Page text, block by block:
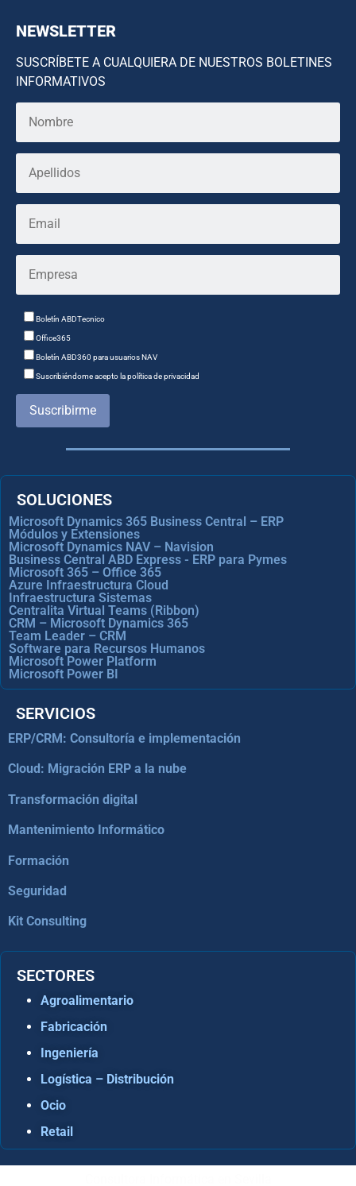
NEWSLETTER
SUSCRÍBETE A CUALQUIERA DE NUESTROS BOLETINES
INFORMATIVOS
Boletín ABDTecnico
Office365
Boletín ABD360 para usuarios NAV
Suscribiéndome acepto la política de privacidad
Suscribirme
SOLUCIONES
Microsoft Dynamics 365 Business Central – ERP
Módulos y Extensiones
Microsoft Dynamics NAV – Navision
Business Central ABD Express - ERP para Pymes
Microsoft 365 – Office 365
Azure Infraestructura Cloud
Infraestructura Sistemas
Centralita Virtual Teams (Ribbon)
CRM – Microsoft Dynamics 365
Team Leader – CRM
Software para Recursos Humanos
Microsoft Power Platform
Microsoft Power BI
SERVICIOS
ERP/CRM: Consultoría e implementación
Cloud: Migración ERP a la nube
Transformación digital
Mantenimiento Informático
Formación
Seguridad
Kit Consulting
SECTORES
Agroalimentario
Fabricación
Ingeniería
Logística – Distribución
Ocio
Retail